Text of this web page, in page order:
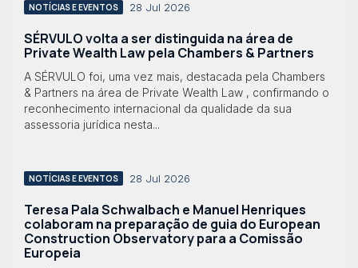
NOTÍCIAS E EVENTOS 28 Jul 2026
SÉRVULO volta a ser distinguida na área de
Private Wealth Law pela Chambers & Partners
A SÉRVULO foi, uma vez mais, destacada pela Chambers
& Partners na área de Private Wealth Law , confirmando o
reconhecimento internacional da qualidade da sua
assessoria jurídica nesta...
NOTÍCIAS E EVENTOS 28 Jul 2026
Teresa Pala Schwalbach e Manuel Henriques
colaboram na preparação de guia do European
Construction Observatory para a Comissão
Europeia